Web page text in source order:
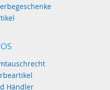
Händler